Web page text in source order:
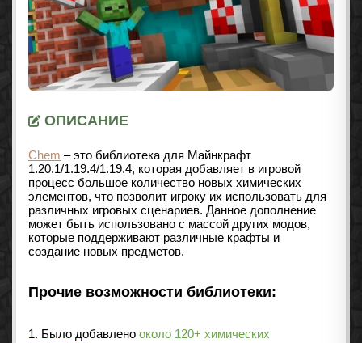
ОПИСАНИЕ
Chem – это библиотека для Майнкрафт
1.20.1/1.19.4/1.19.4, которая добавляет в игровой
процесс большое количество новых химических
элементов, что позволит игроку их использовать для
различных игровых сценариев. Данное дополнение
может быть использовано с массой других модов,
которые поддерживают различные крафты и
создание новых предметов.
Прочие возможности библиотеки:
1. Было добавлено около 120+ химических